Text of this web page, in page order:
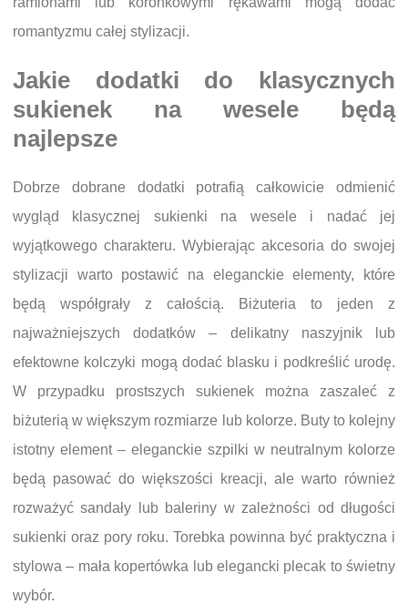
romantyzmu całej stylizacji.
Jakie dodatki do klasycznych
sukienek na wesele będą
najlepsze
Dobrze dobrane dodatki potrafią całkowicie odmienić
wygląd klasycznej sukienki na wesele i nadać jej
wyjątkowego charakteru. Wybierając akcesoria do swojej
stylizacji warto postawić na eleganckie elementy, które
będą współgrały z całością. Biżuteria to jeden z
najważniejszych dodatków – delikatny naszyjnik lub
efektowne kolczyki mogą dodać blasku i podkreślić urodę.
W przypadku prostszych sukienek można zaszaleć z
biżuterią w większym rozmiarze lub kolorze. Buty to kolejny
istotny element – eleganckie szpilki w neutralnym kolorze
będą pasować do większości kreacji, ale warto również
rozważyć sandały lub baleriny w zależności od długości
sukienki oraz pory roku. Torebka powinna być praktyczna i
stylowa – mała kopertówka lub elegancki plecak to świetny
wybór.